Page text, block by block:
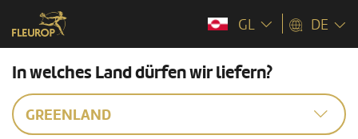
GL DE
In welches Land dürfen wir liefern?
GREENLAND